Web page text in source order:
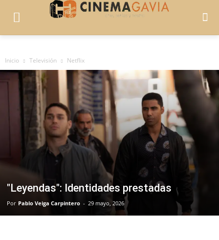
Inicio Televisión Netflix
"Leyendas": Identidades prestadas
Por Pablo Veiga Carpintero - 29 mayo, 2026